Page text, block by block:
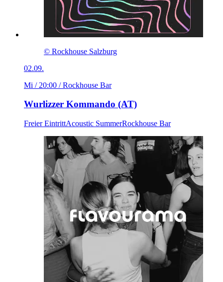
© Rockhouse Salzburg
02.09.
Mi / 20:00 / Rockhouse Bar
Wurlizzer Kommando (AT)
Freier EintrittAcoustic SummerRockhouse Bar